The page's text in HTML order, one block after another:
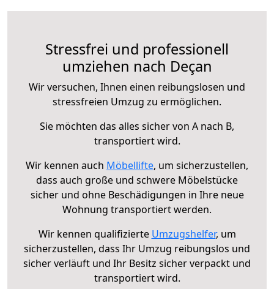
Stressfrei und professionell
umziehen nach Deçan
Wir versuchen, Ihnen einen reibungslosen und
stressfreien Umzug zu ermöglichen.
Sie möchten das alles sicher von A nach B,
transportiert wird.
Wir kennen auch Möbellifte, um sicherzustellen,
dass auch große und schwere Möbelstücke
sicher und ohne Beschädigungen in Ihre neue
Wohnung transportiert werden.
Wir kennen qualifizierte Umzugshelfer, um
sicherzustellen, dass Ihr Umzug reibungslos und
sicher verläuft und Ihr Besitz sicher verpackt und
transportiert wird.